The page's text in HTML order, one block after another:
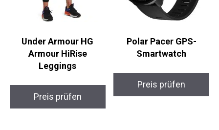
Under Armour HG
Armour HiRise
Leggings
Preis prüfen
Polar Pacer GPS-
Smartwatch
Preis prüfen